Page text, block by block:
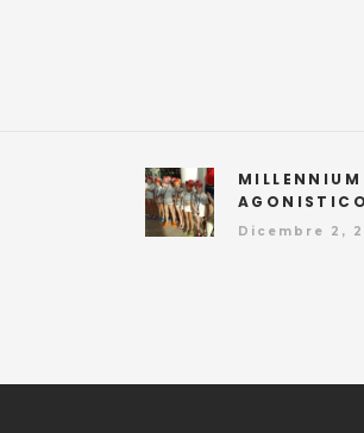
AGONISTICO
Dicembre 2,